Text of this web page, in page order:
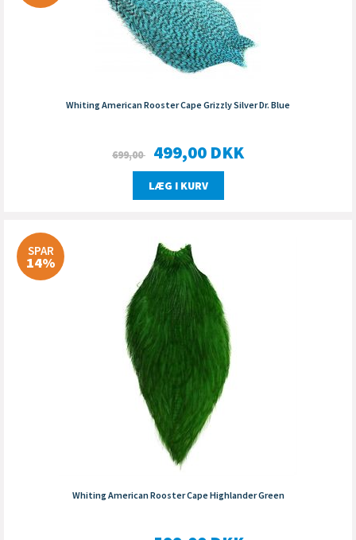
Whiting American Rooster Cape Grizzly Silver Dr. Blue
699,00 499,00 DKK
LÆG I KURV
SPAR
14%
Whiting American Rooster Cape Highlander Green